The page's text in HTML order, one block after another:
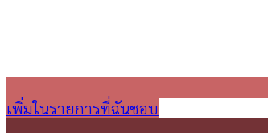
เพิ่มในรายการที่ฉันชอบ